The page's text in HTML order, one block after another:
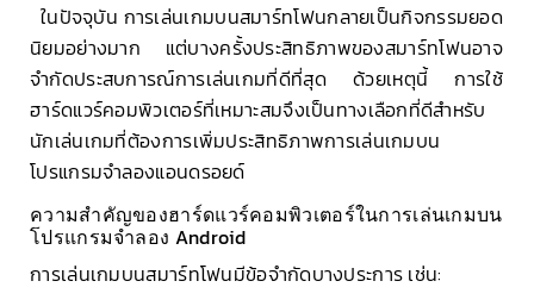
ในปัจจุบัน การเล่นเกมบนสมาร์ทโฟนกลายเป็นกิจกรรมยอด
นิยมอย่างมาก แต่บางครั้งประสิทธิภาพของสมาร์ทโฟนอาจ
จำกัดประสบการณ์การเล่นเกมที่ดีที่สุด ด้วยเหตุนี้ การใช้
ฮาร์ดแวร์คอมพิวเตอร์ที่เหมาะสมจึงเป็นทางเลือกที่ดีสำหรับ
นักเล่นเกมที่ต้องการเพิ่มประสิทธิภาพการเล่นเกมบน
โปรแกรมจำลองแอนดรอยด์
ความสำคัญของฮาร์ดแวร์คอมพิวเตอร์ในการเล่นเกมบน
โปรแกรมจำลอง Android
การเล่นเกมบนสมาร์ทโฟนมีข้อจำกัดบางประการ เช่น: